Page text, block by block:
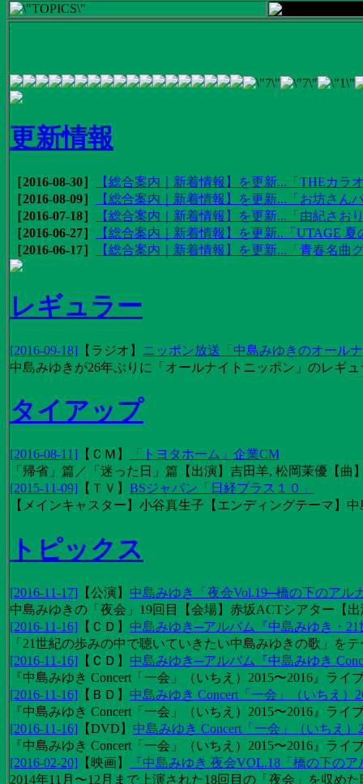
更新情報
［2016-08-30］
【総合案内｜新着情報】を更新...「THEカ
［2016-08-09］
【総合案内｜新着情報】を更新...「お坊さ
［2016-07-18］
【総合案内｜新着情報】を更新...「由紀さお
［2016-06-27］
【総合案内｜新着情報】を更新..「UTAGE
［2016-06-17］
【総合案内｜新着情報】を更新...「青春名
レギュラー
[2016-09-18] 【 ラジオ 】 ニッポン放送「中島みゆきのオール
中島みゆきが26年ぶりに「オールナイトニッポン」のレギ
タイアップ
[2016-08-11] 【 ＣＭ 】
「トヨタホーム」企業CM
「帰省」篇／「迷った日」篇【出演】吉田羊, 松岡茉優【
[2015-11-09] 【 ＴＶ 】 BSジャパン「日経プラス１０」
【メインキャスター】小谷真生子【エンディングテーマ】
トピックス
[2016-11-17] 【公演】 中島みゆき「夜会Vol.19─橋の下のアル
中島みゆきの「夜会」19回目【会場】赤坂ACTシアター【
[2016-11-16] 【 ＣＤ 】 中島みゆき─アルバム『中島みゆき・
「21世紀の歩みの中で聴いていきたい中島みゆきの歌」を
[2016-11-16] 【 ＣＤ 】 中島みゆき─アルバム『中島みゆき
『中島みゆき Concert「一会」（いちえ）2015〜2016』ラ
[2016-11-16] 【 ＢＤ 】 中島みゆき Concert「一会」（いちえ）
『中島みゆき Concert「一会」（いちえ）2015〜2016』ラ
[2016-11-16] 【DVD 】 中島みゆき Concert「一会」（いちえ）
『中島みゆき Concert「一会」（いちえ）2015〜2016』ラ
[2016-02-20] 【 映画】
『中島みゆき 夜会VOL.18「橋の下の
2014年11月〜12月まで上演された18回目の「夜会」を収め